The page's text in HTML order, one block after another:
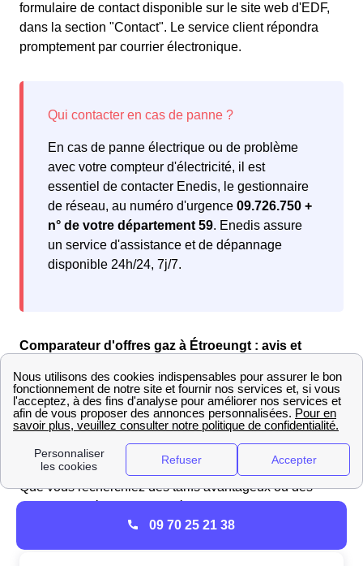
formulaire de contact disponible sur le site web d'EDF,
dans la section "Contact". Le service client répondra
promptement par courrier électronique.
En cas de panne électrique ou de problème
avec votre compteur d'électricité, il est
essentiel de contacter Enedis, le gestionnaire
de réseau, au numéro d'urgence 09.726.750 +
n° de votre département 59. Enedis assure
un service d'assistance et de dépannage
disponible 24h/24, 7j/7.
Comparateur d'offres gaz à Étroeungt : avis et
Pour les Courbeteux souhaitant faire un choix éclairé
parmi les offres de gaz, la comparaison est essentielle.
Notre sélection vous propose des offres spécialement
adaptées à vos
besoins énergétiques.
Que vous recherchiez des tarifs avantageux ou des
options plus écologiques, découvrez les offres de gaz
EDF que nous avons sélectionnées pour vous :
09 70 25 21 38